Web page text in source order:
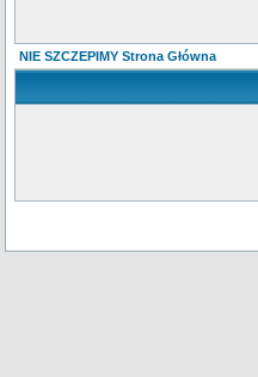
NIE SZCZEPIMY Strona Główna